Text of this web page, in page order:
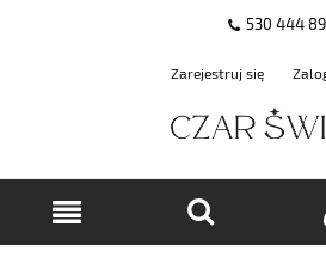
530 444
Zarejestruj się